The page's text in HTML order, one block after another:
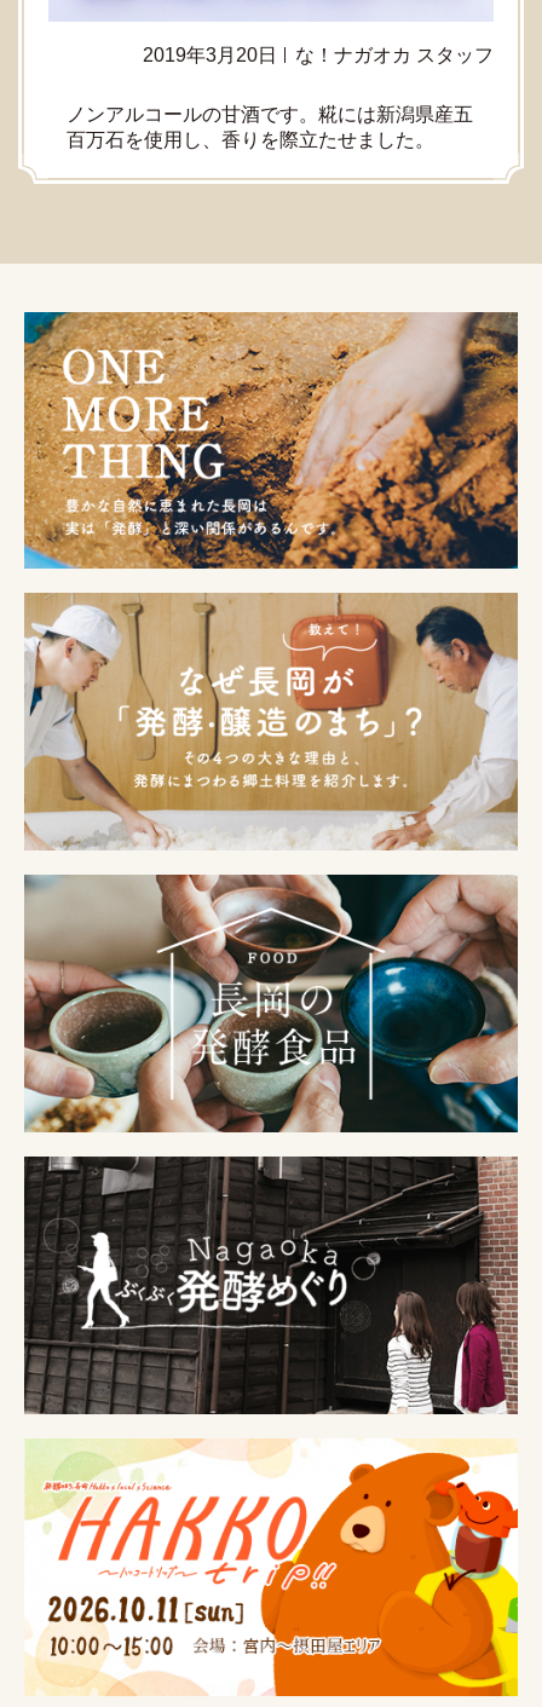
2019年3月20日 な！ナガオカ スタッフ
ノンアルコールの甘酒です。糀には新潟県産五
百万石を使用し、香りを際立たせました。